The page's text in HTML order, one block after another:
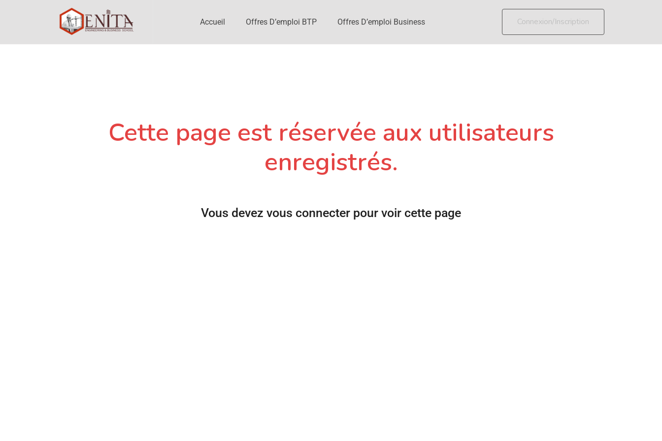
Accueil Offres D’emploi BTP Offres D’emploi Business Connexion/Inscription
Cette page est réservée aux utilisateurs
enregistrés.
Vous devez vous connecter pour voir cette page